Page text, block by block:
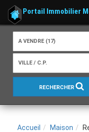
Portail Immobilier
A VENDRE (17)
VILLE / C.P.
RECHERCHER
Accueil Maison